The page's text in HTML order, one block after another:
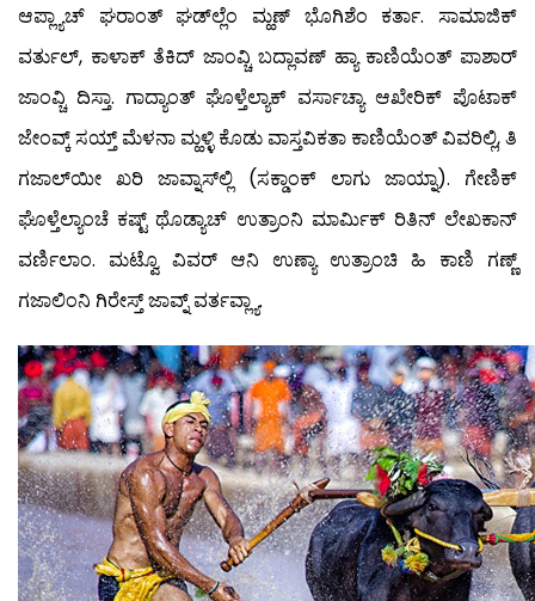
ಆಪ್ಲ್ಯಾಚ್ ಘರಾಂತ್ ಘಡ್‍ಲ್ಲೆಂ ಮ್ಹಣ್ ಭೊಗಿಶೆಂ ಕರ್ತಾ. ಸಾಮಾಜಿಕ್
ವರ್ತುಲ್, ಕಾಳಾಕ್ ತೆಕಿದ್ ಜಾಂವ್ಚಿ ಬದ್ಲಾವಣ್ ಹ್ಯಾ ಕಾಣಿಯೆಂತ್ ಪಾಶಾರ್
ಜಾಂವ್ಚಿ ದಿಸ್ತಾ. ಗಾದ್ಯಾಂತ್ ಘೊಳ್ತೆಲ್ಯಾಕ್ ವರ್ಸಾಚ್ಯಾ ಆಖೇರಿಕ್ ಪೊಟಾಕ್
ಜೇಂವ್ಕ್ ಸಯ್ತ್ ಮೆಳನಾ ಮ್ಹಳ್ಳಿ ಕೊಡು ವಾಸ್ತವಿಕತಾ ಕಾಣಿಯೆಂತ್ ವಿವರಿಲ್ಲಿ, ತಿ
ಗಜಾಲ್‍ಯೀ ಖರಿ ಜಾವ್ನಾಸ್‍ಲ್ಲಿ (ಸಕ್ಡಾಂಕ್ ಲಾಗು ಜಾಯ್ನಾ). ಗೇಣಿಕ್
ಘೊಳ್ತೆಲ್ಯಾಂಚೆ ಕಷ್ಟ್ ಥೊಡ್ಯಾಚ್ ಉತ್ರಾಂನಿ ಮಾರ್ಮಿಕ್ ರಿತಿನ್ ಲೇಖಕಾನ್
ವರ್ಣಿಲಾಂ. ಮಟ್ವೊ ವಿವರ್ ಆನಿ ಉಣ್ಯಾ ಉತ್ರಾಂಚಿ ಹಿ ಕಾಣಿ ಗಣ್ಣ್
ಗಜಾಲಿಂನಿ ಗಿರೇಸ್ತ್ ಜಾವ್ನ್ ವರ್ತವ್ಲ್ಯಾ.